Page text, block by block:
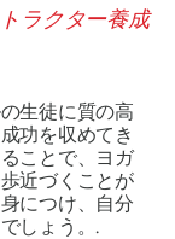
生徒に質の高
功を収めてき
ことで、ヨガ
近づくことが
につけ、自分
しょう。.